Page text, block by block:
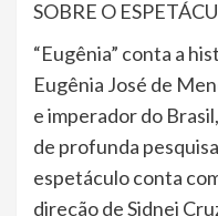
SOBRE O
“Eugênia” conta a
Eugênia José de
e imperador do
de profunda
espetáculo conta
direção de Sidnei